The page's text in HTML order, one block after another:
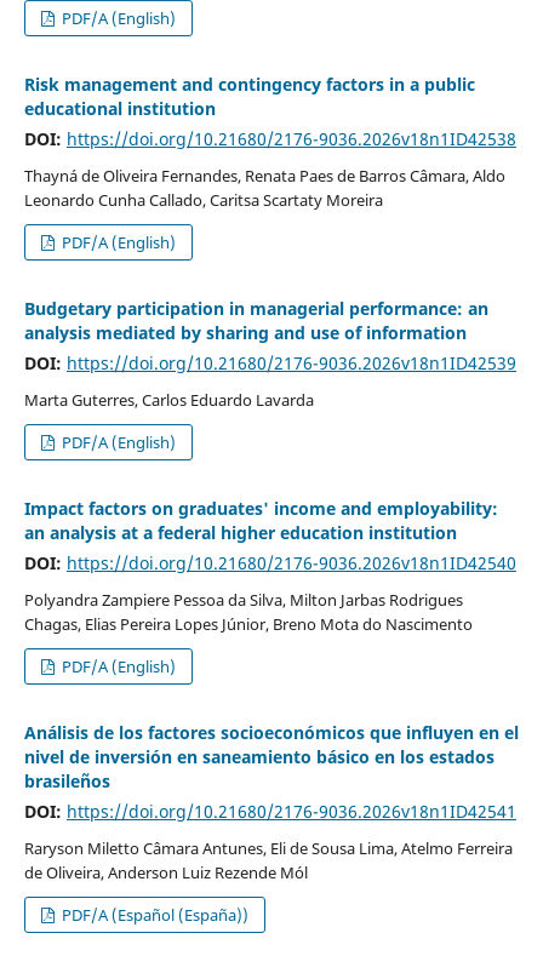
PDF/A (English)
Risk management and contingency factors in a public
educational institution
DOI: https://doi.org/10.21680/2176-9036.2026v18n1ID42538
Thayná de Oliveira Fernandes, Renata Paes de Barros Câmara, Aldo
Leonardo Cunha Callado, Caritsa Scartaty Moreira
PDF/A (English)
Budgetary participation in managerial performance: an
analysis mediated by sharing and use of information
DOI: https://doi.org/10.21680/2176-9036.2026v18n1ID42539
Marta Guterres, Carlos Eduardo Lavarda
PDF/A (English)
Impact factors on graduates' income and employability:
an analysis at a federal higher education institution
DOI: https://doi.org/10.21680/2176-9036.2026v18n1ID42540
Polyandra Zampiere Pessoa da Silva, Milton Jarbas Rodrigues
Chagas, Elias Pereira Lopes Júnior, Breno Mota do Nascimento
PDF/A (English)
Análisis de los factores socioeconómicos que influyen en el
nivel de inversión en saneamiento básico en los estados
brasileños
DOI: https://doi.org/10.21680/2176-9036.2026v18n1ID42541
Raryson Miletto Câmara Antunes, Eli de Sousa Lima, Atelmo Ferreira
de Oliveira, Anderson Luiz Rezende Mól
PDF/A (Español (España))